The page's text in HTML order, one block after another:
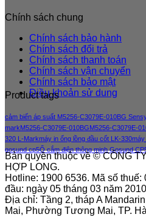
Chính sách chung
Chính sách bảo hành
Chính sách đổi trả
Chính sách thanh toán
Chính sách vận chuyển
Chính sách bảo mật
Điều khoản sử dung
Product tags
cảm biến áp suất M5256-C3079E-010BG
markM5256-C3079E-010BGM5256-C3079E-
320 L-Markmáy in ống lồng đầu cốt LK-330máy
gosund cp5Ổ cắm điện thông minh Gosund
Bản quyền thuộc về © CÔNG
HỢP LONG.
Hotline: 1900 6536. Mã số
đầu: ngày 05 tháng 03 năm
Địa chỉ: Tầng 2, tháp A
Mai, Phường Tương Mai, TP.